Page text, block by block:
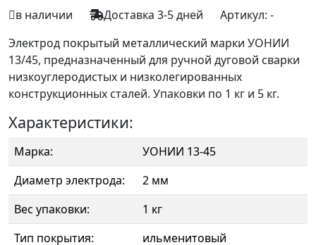
в наличии
Доставка 3-5 дней Артикул: -
Электрод покрытый металлический марки УОНИИ
13/45, предназначенный для ручной дуговой сварки
низкоуглеродистых и низколегированных
конструкционных сталей. Упаковки по 1 кг и 5 кг.
Характеристики:
Марка:
УОНИИ 13-45
Диаметр электрода:
2 мм
Вес упаковки:
1 кг
Тип покрытия:
ильменитовый